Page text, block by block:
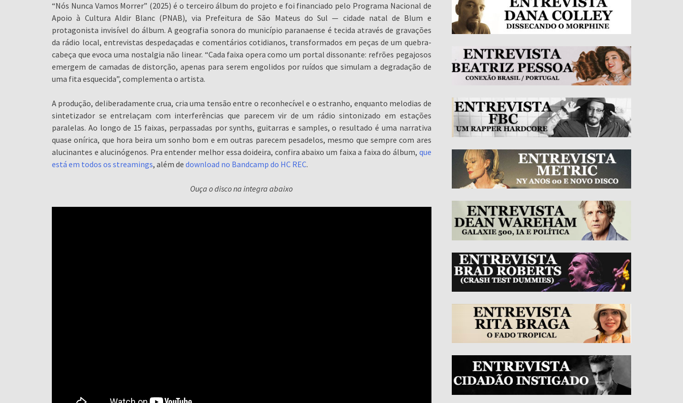
“Nós Nunca Vamos Morrer” (2025) é o terceiro álbum do projeto e foi financiado pelo Programa Nacional de
Apoio à Cultura Aldir Blanc (PNAB), via Prefeitura de São Mateus do Sul — cidade natal de Blum e
protagonista invisível do álbum. A geografia sonora do município paranaense é tecida através de gravações
da rádio local, entrevistas despedaçadas e comentários cotidianos, transformados em peças de um quebra-
cabeça que evoca uma nostalgia não linear. “Cada faixa opera como um portal dissonante: refrões pegajosos
emergem de camadas de distorção, apenas para serem engolidos por ruídos que simulam a degradação de
uma fita esquecida”, complementa o artista.
A produção, deliberadamente crua, cria uma tensão entre o reconhecível e o estranho, enquanto melodias de
sintetizador se entrelaçam com interferências que parecem vir de um rádio sintonizado em estações
paralelas. Ao longo de 15 faixas, perpassadas por synths, guitarras e samples, o resultado é uma narrativa
quase onírica, que hora beira um sonho bom e em outras parecem pesadelos, mesmo que sempre com ares
alucinantes e alucinógenos. Pra entender melhor essa doideira, confira abaixo um faixa a faixa do álbum, que
está em todos os streamings, além de download no Bandcamp do HC REC.
Ouça o disco na integra abaixo